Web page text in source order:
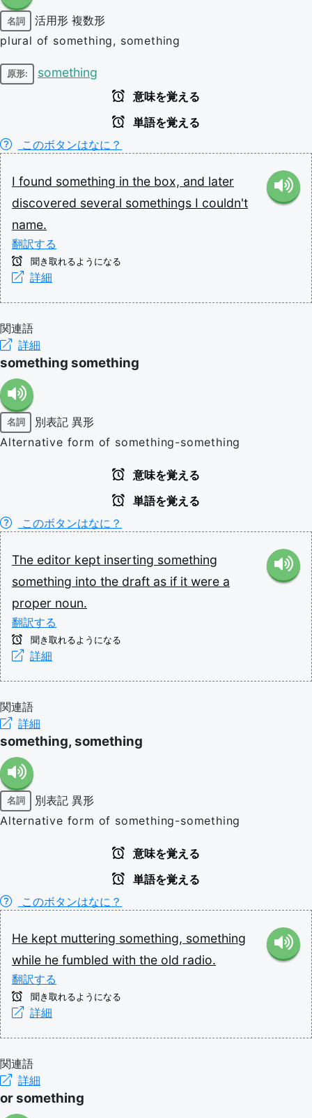
名詞 活用形 複数形
plural of something, something
原形: something
意味を覚える
単語を覚える
このボタンはなに？
I found something in the box, and later
discovered several somethings I couldn't
name.
翻訳する
聞き取れるようになる
詳細
関連語
詳細
something something
名詞 別表記 異形
Alternative form of something-something
意味を覚える
単語を覚える
このボタンはなに？
The editor kept inserting something
something into the draft as if it were a
proper noun.
翻訳する
聞き取れるようになる
詳細
関連語
詳細
something, something
名詞 別表記 異形
Alternative form of something-something
意味を覚える
単語を覚える
このボタンはなに？
He kept muttering something, something
while he fumbled with the old radio.
翻訳する
聞き取れるようになる
詳細
関連語
詳細
or something